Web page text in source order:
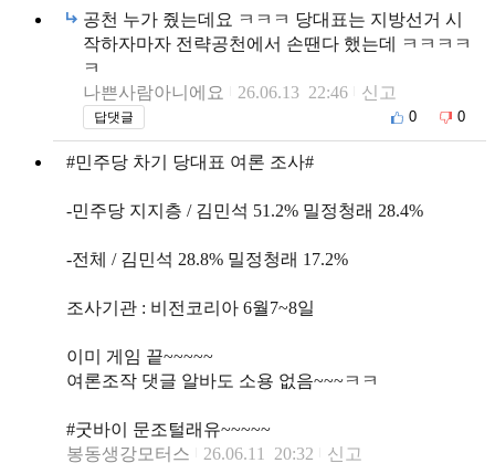
공천 누가 줬는데요 ㅋㅋㅋ 당대표는 지방선거 시
작하자마자 전략공천에서 손땐다 했는데 ㅋㅋㅋㅋ
ㅋ
나쁜사람아니에요
26.06.13 22:46 신고
답댓글 0 0
#민주당 차기 당대표 여론 조사#
-민주당 지지층 / 김민석 51.2% 밀정청래 28.4%
-전체 / 김민석 28.8% 밀정청래 17.2%
조사기관 : 비전코리아 6월7~8일
이미 게임 끝~~~~~
여론조작 댓글 알바도 소용 없음~~~ㅋㅋ
#굿바이 문조털래유~~~~~
봉동생강모터스
26.06.11 20:32 신고